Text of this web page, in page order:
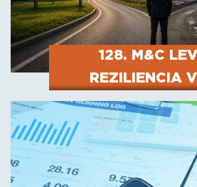
128. M&C
REZILIENCIA
HATÉKONYSÁG?